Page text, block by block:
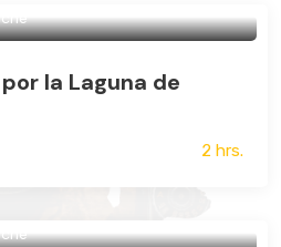
la Laguna de
2 hrs.